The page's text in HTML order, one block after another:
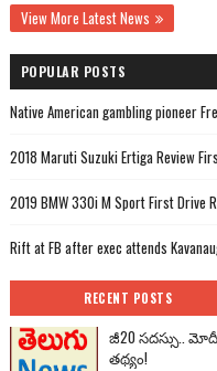
View More Latest News
POPULAR POSTS
Native American gambling pioneer
2018 Maruti Suzuki Ertiga Review
2019 BMW 330i M Sport First Drive
Rift at FB after exec attends
RECENT POSTS
జీ20 సదస్సు.. మోదీ
తథ్యం!